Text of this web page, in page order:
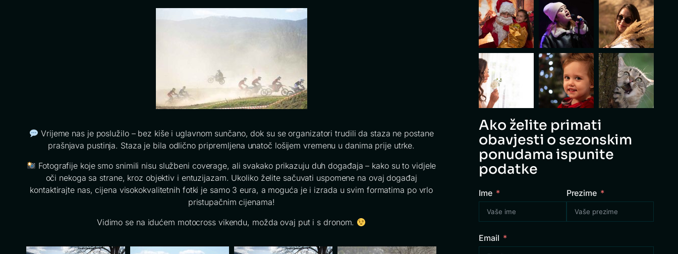
Vrijeme nas je poslužilo – bez kiše i uglavnom sunčano, dok su se organizatori trudili da staza ne postane
prašnjava pustinja. Staza je bila odlično pripremljena unatoč lošijem vremenu u danima prije utrke.
Fotografije koje smo snimili nisu službeni coverage, ali svakako prikazuju duh događaja – kako su to vidjele
oči nekoga sa strane, kroz objektiv i entuzijazam. Ukoliko želite sačuvati uspomene na ovaj događaj
kontaktirajte nas, cijena visokokvalitetnih fotki je samo 3 eura, a moguća je i izrada u svim formatima po vrlo
pristupačnim cijenama!
Vidimo se na idućem motocross vikendu, možda ovaj put i s dronom.
Ako želite primati
obavjesti o sezonskim
ponudama ispunite
podatke
Ime Prezime
Email